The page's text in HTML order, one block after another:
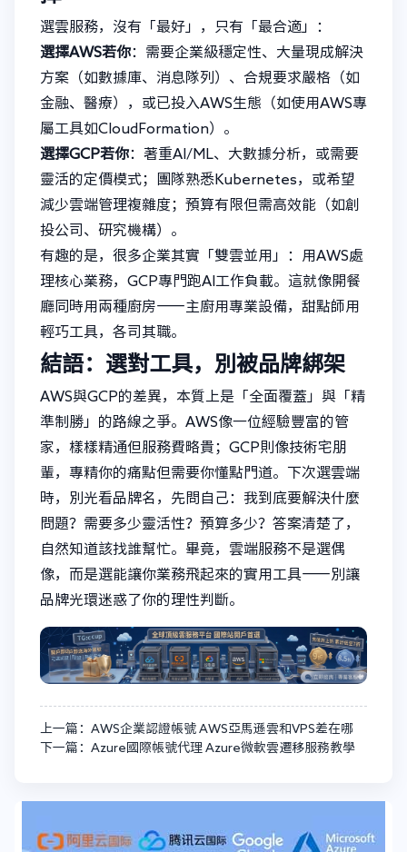
選雲服務，沒有「最好」，只有「最合適」：
選擇AWS若你：需要企業級穩定性、大量現成解決
方案（如數據庫、消息隊列）、合規要求嚴格（如
金融、醫療），或已投入AWS生態（如使用AWS專
屬工具如CloudFormation）。
選擇GCP若你：著重AI/ML、大數據分析，或需要
靈活的定價模式；團隊熟悉Kubernetes，或希望
減少雲端管理複雜度；預算有限但需高效能（如創
投公司、研究機構）。
有趣的是，很多企業其實「雙雲並用」：用AWS處
理核心業務，GCP專門跑AI工作負載。這就像開餐
廳同時用兩種廚房——主廚用專業設備，甜點師用
輕巧工具，各司其職。
結語：選對工具，別被品牌綁架
AWS與GCP的差異，本質上是「全面覆蓋」與「精
準制勝」的路線之爭。AWS像一位經驗豐富的管
家，樣樣精通但服務費略貴；GCP則像技術宅朋
輩，專精你的痛點但需要你懂點門道。下次選雲端
時，別光看品牌名，先問自己：我到底要解決什麼
問題？需要多少靈活性？預算多少？答案清楚了，
自然知道該找誰幫忙。畢竟，雲端服務不是選偶
像，而是選能讓你業務飛起來的實用工具——別讓
品牌光環迷惑了你的理性判斷。
上一篇：AWS企業認證帳號 AWS亞馬遜雲和VPS差在哪
下一篇：Azure國際帳號代理 Azure微軟雲遷移服務教學